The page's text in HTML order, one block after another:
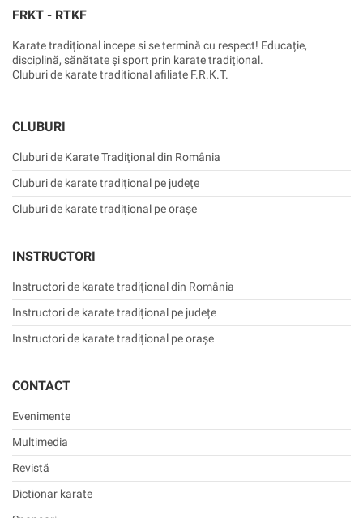
FRKT - RTKF
Karate tradițional incepe si se termină cu respect! Educație,
disciplină, sănătate și sport prin karate tradițional.
Cluburi de karate traditional afiliate F.R.K.T.
CLUBURI
Cluburi de Karate Tradițional din România
Cluburi de karate tradițional pe județe
Cluburi de karate tradițional pe orașe
INSTRUCTORI
Instructori de karate tradițional din România
Instructori de karate tradițional pe județe
Instructori de karate tradițional pe orașe
CONTACT
Evenimente
Multimedia
Revistă
Dictionar karate